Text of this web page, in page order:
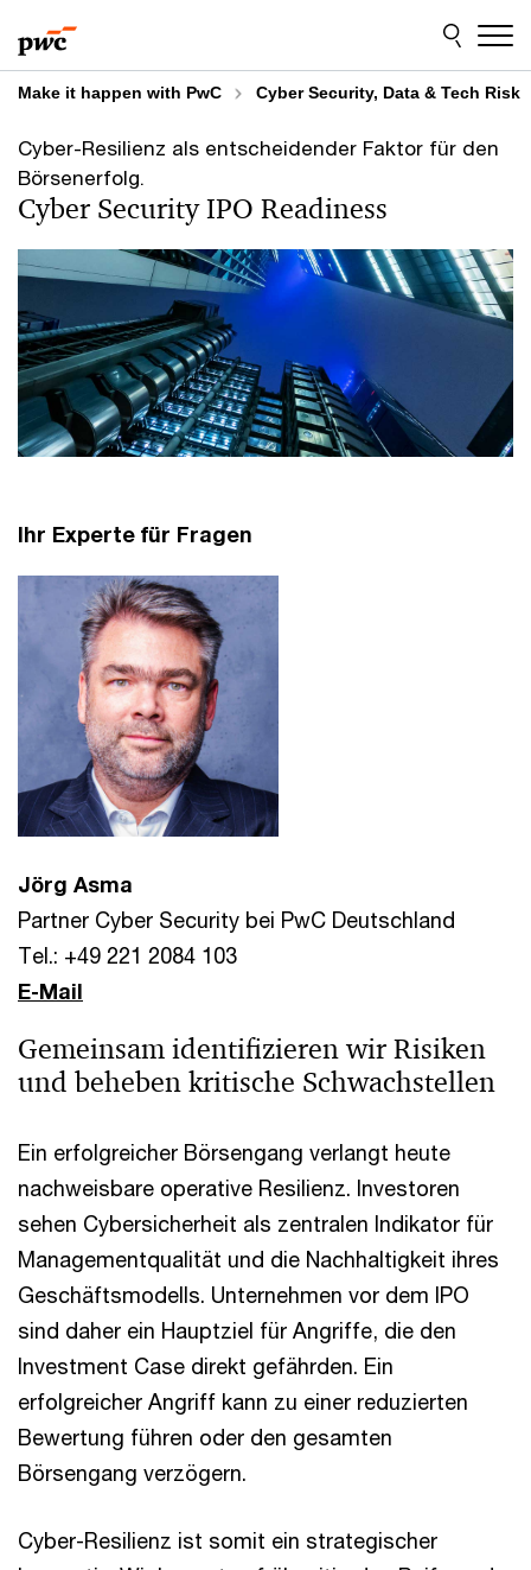
to
content
to
footer
Make it happen with PwC Cyber Security, Data & Tech Risk
Cyber-Resilienz als entscheidender Faktor für den
Börsenerfolg.
Cyber Security IPO Readiness
Ihr Experte für Fragen
Jörg Asma
Partner Cyber Security bei PwC Deutschland
Tel.: +49 221 2084 103
E-Mail
Gemeinsam identifizieren wir Risiken
und beheben kritische Schwachstellen
Ein erfolgreicher Börsengang verlangt heute
nachweisbare operative Resilienz. Investoren
sehen Cybersicherheit als zentralen Indikator für
Managementqualität und die Nachhaltigkeit ihres
Geschäftsmodells. Unternehmen vor dem IPO
sind daher ein Hauptziel für Angriffe, die den
Investment Case direkt gefährden. Ein
erfolgreicher Angriff kann zu einer reduzierten
Bewertung führen oder den gesamten
Börsengang verzögern.
Cyber-Resilienz ist somit ein strategischer